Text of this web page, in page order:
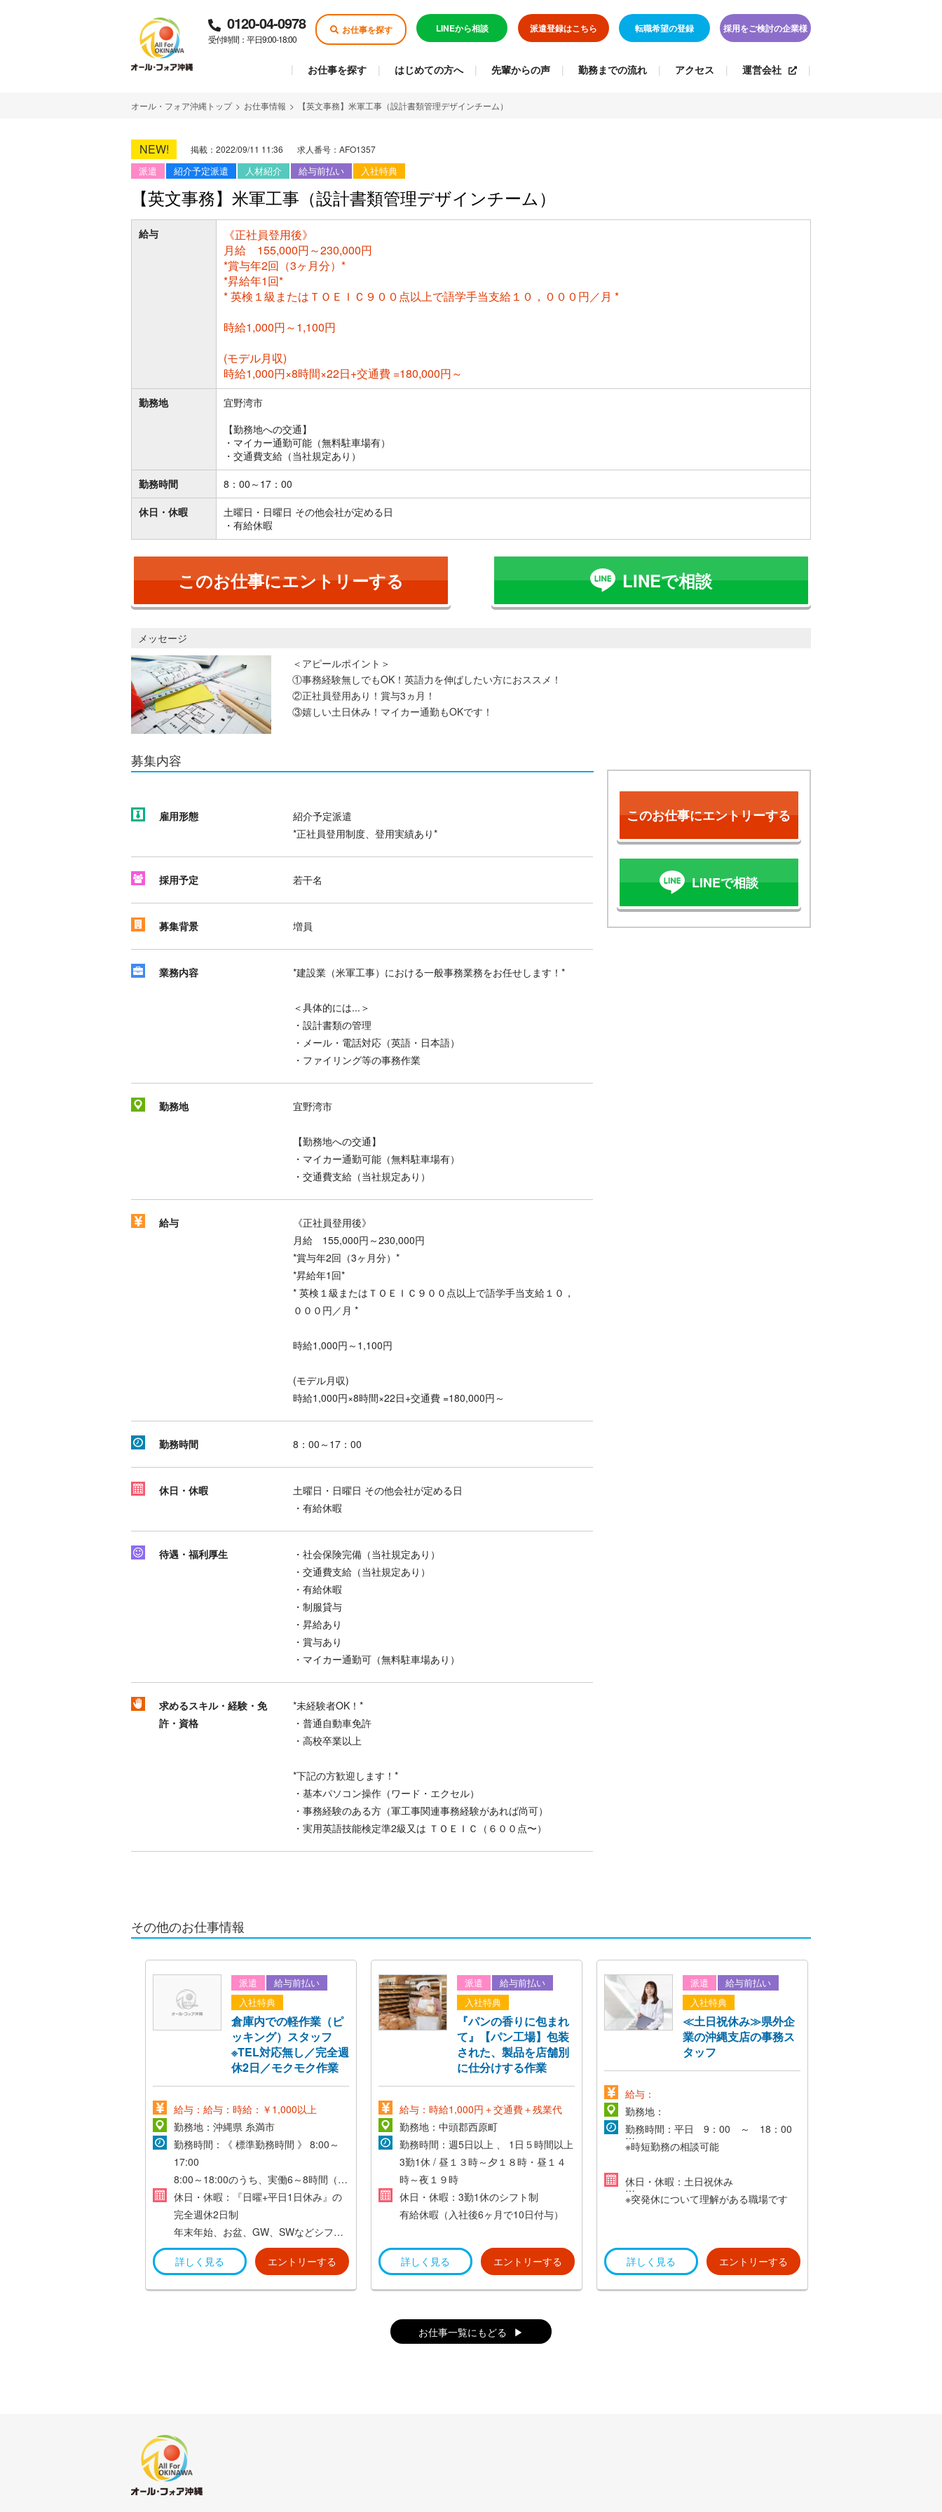
0120-04-0978
受付時間：平日9:00-18:00
お仕事を探す LINEから相談 派遣登録はこちら 転職希望の登録 採用をご検討の企業様
お仕事を探す はじめての方へ 先輩からの声 勤務までの流れ アクセス 運営会社
オール・フォア沖縄トップ > お仕事情報 > 【英文事務】米軍工事（設計書類管理デザインチーム）
NEW! 掲載：2022/09/11 11:36 求人番号：AFO1357
派遣 紹介予定派遣 人材紹介 給与前払い 入社特典
【英文事務】米軍工事（設計書類管理デザインチーム）
給与
《正社員登用後》
月給 155,000円～230,000円
*賞与年2回（3ヶ月分）*
*昇給年1回*
* 英検１級またはＴＯＥＩＣ９００点以上で語学手当支給１０，０００円／月 *
時給1,000円～1,100円
(モデル月収)
時給1,000円×8時間×22日+交通費 =180,000円～
勤務地
宜野湾市
【勤務地への交通】
・マイカー通勤可能（無料駐車場有）
・交通費支給（当社規定あり）
勤務時間
8：00～17：00
休日・休暇
土曜日・日曜日 その他会社が定める日
・有給休暇
このお仕事にエントリーする LINEで相談
メッセージ
＜アピールポイント＞
①事務経験無しでもOK！英語力を伸ばしたい方におススメ！
②正社員登用あり！賞与3ヵ月！
③嬉しい土日休み！マイカー通勤もOKです！
募集内容
雇用形態
紹介予定派遣
*正社員登用制度、登用実績あり*
採用予定 若干名
募集背景 増員
業務内容 *建設業（米軍工事）における一般事務業務をお任せします！*
＜具体的には...＞
・設計書類の管理
・メール・電話対応（英語・日本語）
・ファイリング等の事務作業
勤務地 宜野湾市
【勤務地への交通】
・マイカー通勤可能（無料駐車場有）
・交通費支給（当社規定あり）
給与
《正社員登用後》
月給 155,000円～230,000円
*賞与年2回（3ヶ月分）*
*昇給年1回*
* 英検１級またはＴＯＥＩＣ９００点以上で語学手当支給１０，
０００円／月 *
時給1,000円～1,100円
(モデル月収)
時給1,000円×8時間×22日+交通費 =180,000円～
勤務時間 8：00～17：00
休日・休暇
土曜日・日曜日 その他会社が定める日
・有給休暇
待遇・福利厚生
・社会保険完備（当社規定あり）
・交通費支給（当社規定あり）
・有給休暇
・制服貸与
・昇給あり
・賞与あり
・マイカー通勤可（無料駐車場あり）
求めるスキル・経験・免
許・資格
*未経験者OK！*
・普通自動車免許
・高校卒業以上
*下記の方歓迎します！*
・基本パソコン操作（ワード・エクセル）
・事務経験のある方（軍工事関連事務経験があれば尚可）
・実用英語技能検定準2級又は ＴＯＥＩＣ（６００点〜）
このお仕事にエントリーする
LINEで相談
その他のお仕事情報
派遣
給与前払い
入社特典
倉庫内での軽作業（ピ
ッキング）スタッフ
※TEL対応無し／完全週
休2日／モクモク作業
給与：給与：時給：￥1,000以上
勤務地：沖縄県 糸満市
勤務時間：《 標準勤務時間 》 8:00～
17:00
8:00～18:00のうち、実働6～8時間（休
憩：1時間を含む、7～9時間勤務）
例）8:00～15:00／10:00～17:00／
11:00～18:00など
・（保育園など）ご家族の送迎が必要
な方にもウレシイ、時短勤務調整が可
《 稼働日 》
月曜日～土曜日（週6日）の内、5日間
（シフト制）
休日・休暇：『日曜+平日1日休み』の
完全週休2日制
年末年始、お盆、GW、SWなどシフト
にて連続休暇あり
詳しく見る
エントリーする
派遣
給与前払い
入社特典
『パンの香りに包まれ
て』【パン工場】包装
された、製品を店舗別
に仕分けする作業
給与：時給1,000円＋交通費＋残業代
勤務地：中頭郡西原町
勤務時間：週5日以上 、 1日５時間以上
3勤1休 / 昼１３時～夕１８時・昼１４
時～夜１９時
休日・休暇：3勤1休のシフト制
有給休暇（入社後6ヶ月で10日付与）
詳しく見る エントリーする
派遣
給与前払い
入社特典
≪土日祝休み≫県外企
業の沖縄支店の事務ス
タッフ
給与：
勤務地：
勤務時間：平日 9：00 ～ 18：00
※時短勤務の相談可能
例）9：00 ～ 17：00 10：00
～ 16：00 等
休日・休暇：土日祝休み
※突発休について理解がある職場です
の方がいます
お休みを行ってもフォローできる環境
詳しく見る エントリーする
お仕事一覧にもどる